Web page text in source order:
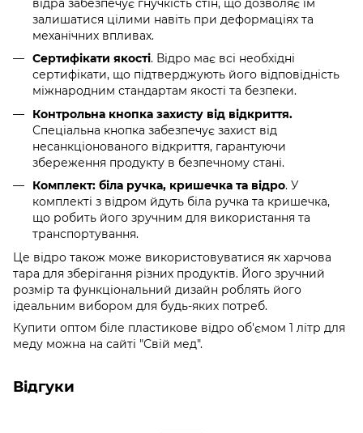
відра забезпечує гнучкість стін, що дозволяє їм
залишатися цілими навіть при деформаціях та
механічних впливах.
Сертифікати якості. Відро має всі необхідні
сертифікати, що підтверджують його відповідність
міжнародним стандартам якості та безпеки.
Контрольна кнопка захисту від відкриття.
Спеціальна кнопка забезпечує захист від
несанкціонованого відкриття, гарантуючи
збереження продукту в безпечному стані.
Комплект: біла ручка, кришечка та відро. У
комплекті з відром йдуть біла ручка та кришечка,
що робить його зручним для використання та
транспортування.
Це відро також може використовуватися як харчова
тара для зберігання різних продуктів. Його зручний
розмір та функціональний дизайн роблять його
ідеальним вибором для будь-яких потреб.
Купити оптом біле пластикове відро об'ємом 1 літр для
меду можна на сайті "Свій мед".
Відгуки